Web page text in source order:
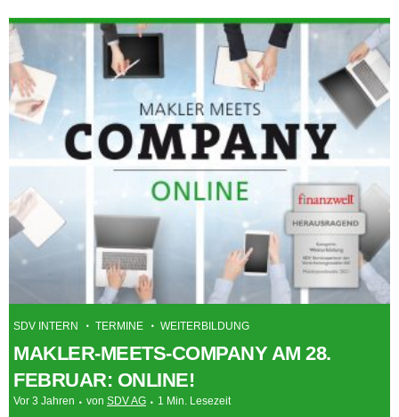
SDV INTERN TERMINE WEITERBILDUNG
MAKLER-MEETS-COMPANY AM 28.
FEBRUAR: ONLINE!
Vor 3 Jahren von SDV AG 1 Min. Lesezeit